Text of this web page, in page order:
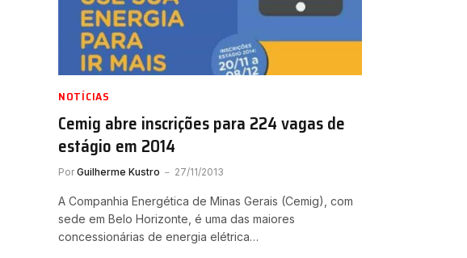
NOTÍCIAS
Cemig abre inscrições para 224 vagas de
estágio em 2014
Por Guilherme Kustro 27/11/2013
A Companhia Energética de Minas Gerais (Cemig), com
sede em Belo Horizonte, é uma das maiores
concessionárias de energia elétrica…